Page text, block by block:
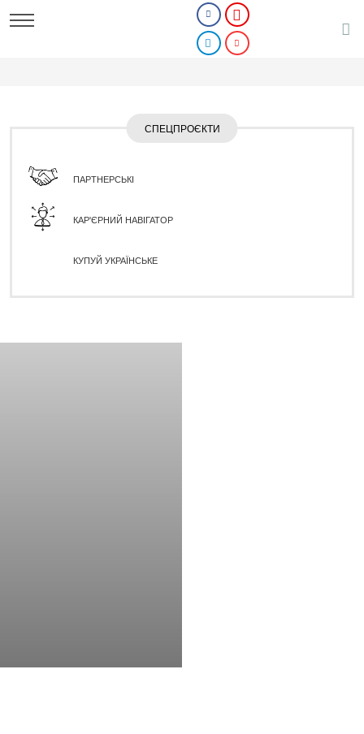
СПЕЦПРОЄКТИ
ПАРТНЕРСЬКІ
КАР'ЄРНИЙ НАВІГАТОР
КУПУЙ УКРАЇНСЬКЕ